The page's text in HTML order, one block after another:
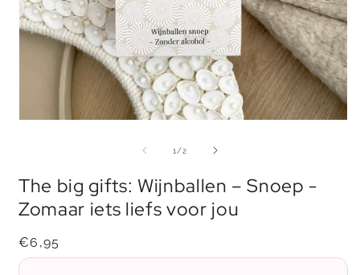
1 /van
2
The big gifts: Wijnballen – Snoep -
Zomaar iets liefs voor jou
Normale
prijs
€6,95